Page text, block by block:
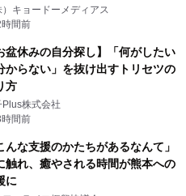
で来い』キービジュアル解禁！
）キョードーメディアス
間前
盆休みの自分探し】「何がしたい
からない」を抜け出すトリセツの
方
Plus株式会社
間前
んな支援のかたちがあるなんて」
触れ、癒やされる時間が熊本への
に